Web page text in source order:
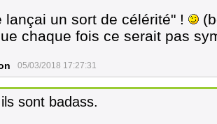
lançai un sort de célérité" !
chaque fois ce serait pas
05/03/2018 17:27:31
sont badass.